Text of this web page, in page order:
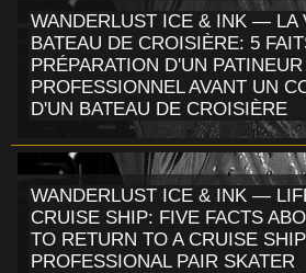
WANDERLUST ICE & INK — LA
BATEAU DE CROISIÈRE: 5
PRÉPARATION D'UN PATINEUR
PROFESSIONNEL AVANT UN
D'UN BATEAU DE CROISIÈRE
WANDERLUST ICE & INK —
CRUISE SHIP: FIVE FACTS
TO RETURN TO A CRUISE
PROFESSIONAL PAIR SKATER